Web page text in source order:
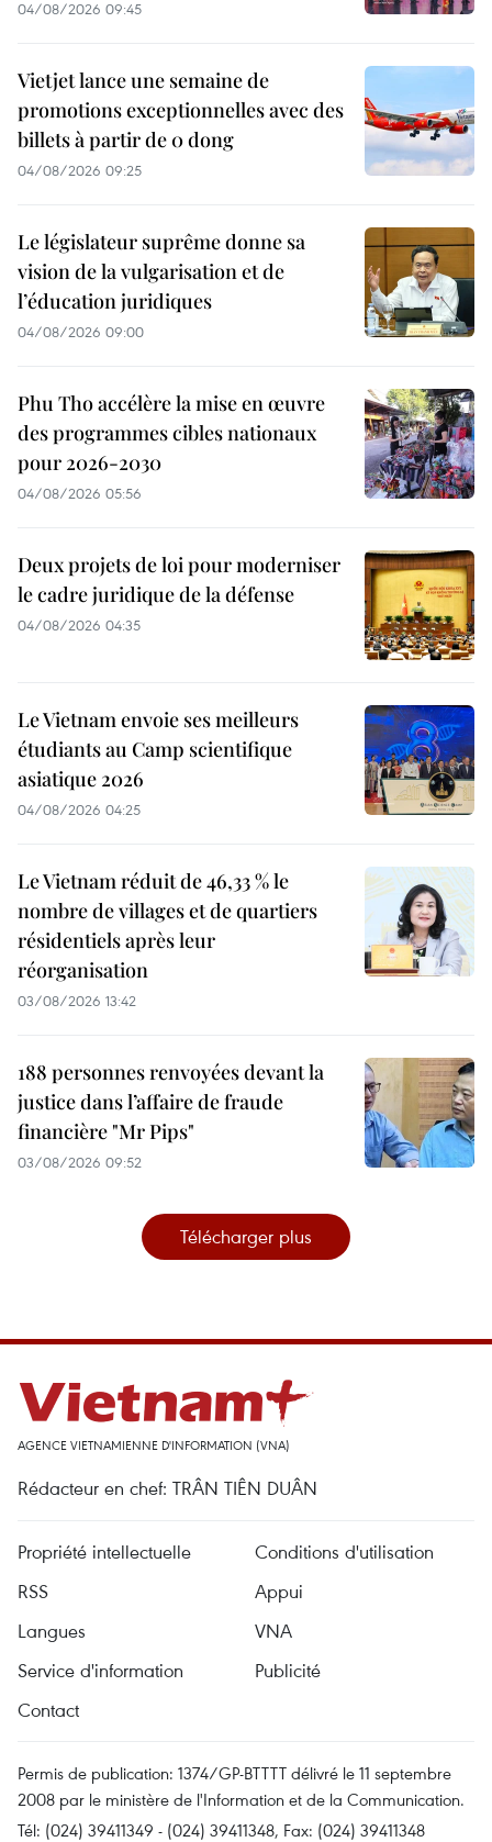
04/08/2026 09:45
Vietjet lance une semaine de
promotions exceptionnelles avec des
billets à partir de 0 dong
04/08/2026 09:25
Le législateur suprême donne sa
vision de la vulgarisation et de
l’éducation juridiques
04/08/2026 09:00
Phu Tho accélère la mise en œuvre
des programmes cibles nationaux
pour 2026-2030
04/08/2026 05:56
Deux projets de loi pour moderniser
le cadre juridique de la défense
04/08/2026 04:35
Le Vietnam envoie ses meilleurs
étudiants au Camp scientifique
asiatique 2026
04/08/2026 04:25
Le Vietnam réduit de 46,33 % le
nombre de villages et de quartiers
résidentiels après leur
réorganisation
03/08/2026 13:42
188 personnes renvoyées devant la
justice dans l’affaire de fraude
financière "Mr Pips"
03/08/2026 09:52
Télécharger plus
AGENCE VIETNAMIENNE D'INFORMATION (VNA)
Rédacteur en chef: TRÂN TIÊN DUÂN
Propriété intellectuelle
Conditions d'utilisation
RSS
Appui
Langues
VNA
Service d'information
Publicité
Contact
Permis de publication: 1374/GP-BTTTT délivré le 11 septembre
2008 par le ministère de l'Information et de la Communication.
Tél: (024) 39411349 - (024) 39411348, Fax: (024) 39411348